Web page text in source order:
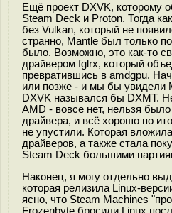
Ещё проект DXVK, которому
Steam Deck и Proton. Тогда
без Vulkan, который не
странно, Mantle был только
было. Возможно, это как-то
драйвером fglrx, который
превратившись в amdgpu.
или позже - и мы бы увидели
DXVK назывался бы DXMT.
AMD - вовсе нет, нельзя
драйвера, и всё хорошо по
не упустили. Которая
драйверов, а также стала
Steam Deck большими
Наконец, я могу отдельно
которая релизила Linux-
ясно, что Steam Machines
Frozenbyte бросили Linux